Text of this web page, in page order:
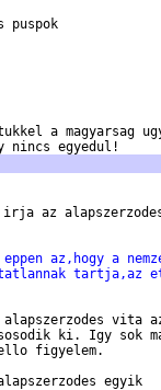
puspok
a magyarsag
az
az,hogy a
tartja,az
vita
ki. Igy sok
figyelem.
egyik